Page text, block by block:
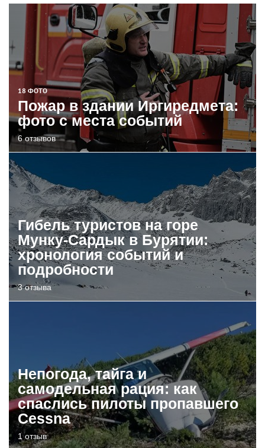
18 ФОТО
Пожар в здании Иргиредмета:
фото с места событий
6 отзывов
Гибель туристов на горе
Мунку-Сардык в Бурятии:
хронология событий и
подробности
3 отзыва
Непогода, тайга и
самодельная рация: как
спаслись пилоты пропавшего
Cessna
1 отзыв